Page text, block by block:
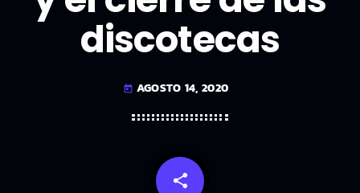
discotecas
today AGOSTO 14, 2020
share
email